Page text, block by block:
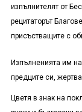
изпълнителят от
рецитаторът
присъстващите с
Изпълненията им
предците си,
Цветя в знак на